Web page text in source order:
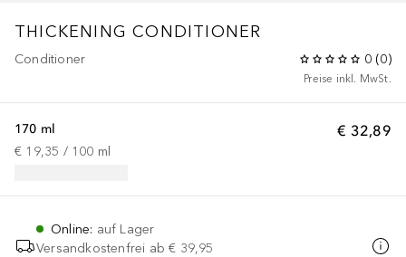
THICKENING CONDITIONER
Conditioner 0 (0)
Preise inkl. MwSt.
€ 32,89
170 ml
€ 19,35 / 100 ml
Online: auf Lager
Versandkostenfrei ab € 39,95